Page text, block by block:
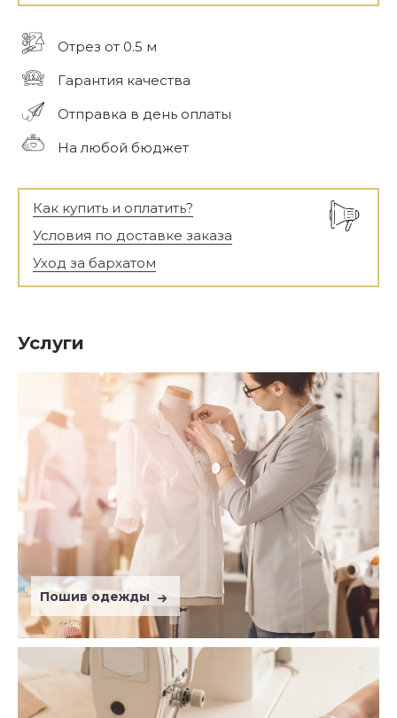
Отрез от 0.5 м
Гарантия качества
Отправка в день оплаты
На любой бюджет
Как купить и оплатить?
Условия по доставке заказа
Уход за бархатом
Услуги
Пошив одежды